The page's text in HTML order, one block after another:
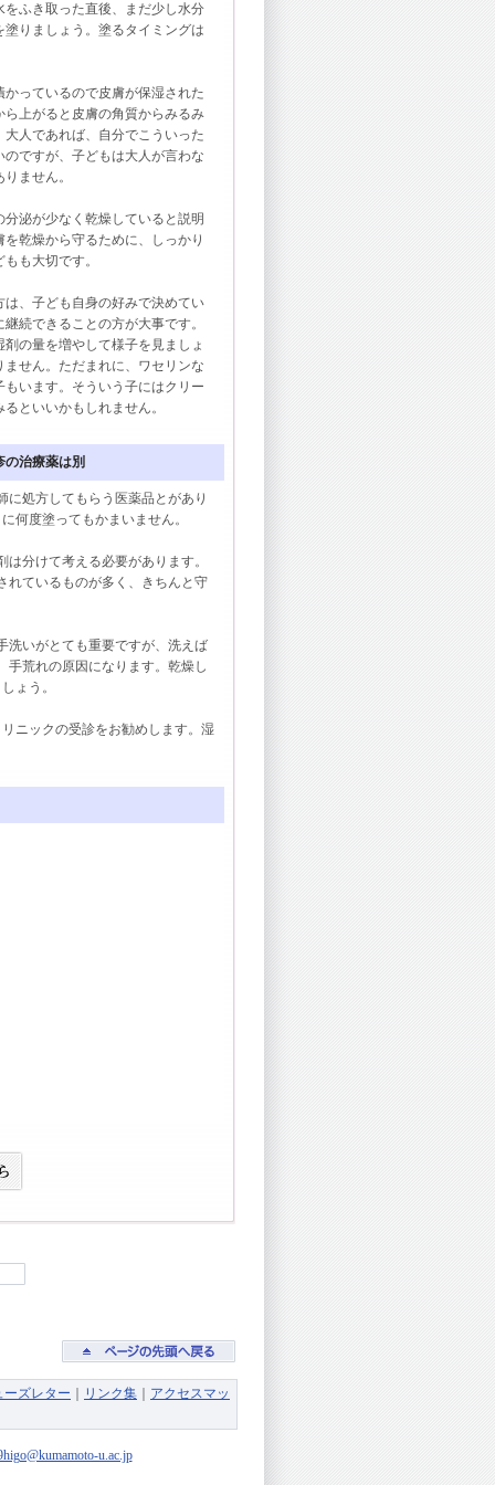
ふき取った直後、まだ少し水分
りましょう。塗るタイミングは
っているので皮膚が保湿された
上がると皮膚の角質からみるみ
人であれば、自分でこういった
ですが、子どもは大人が言わな
ません。
泌が少なく乾燥していると説明
乾燥から守るために、しっかり
も大切です。
、子ども自身の好みで決めてい
続できることの方が大事です。
の量を増やして様子を見ましょ
せん。ただまれに、ワセリンな
います。そういう子にはクリー
といいかもしれません。
治療薬は別
処方してもらう医薬品とがあり
何度塗ってもかまいません。
分けて考える必要があります。
れているものが多く、きちんと守
いがとても重要ですが、洗えば
手荒れの原因になります。乾燥し
ょう。
ニックの受診をお勧めします。湿
ーズレター リンク集 アクセスマッ
u.ac.jp